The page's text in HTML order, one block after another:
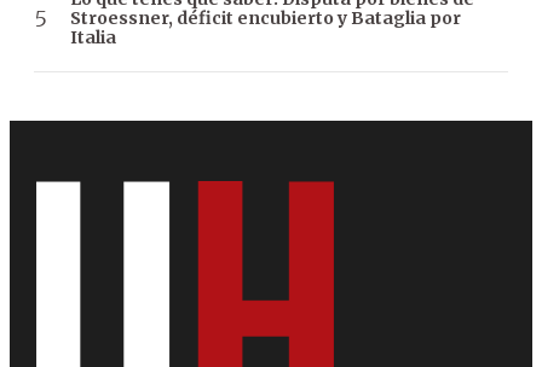
Stroessner, déficit encubierto y Bataglia por
Italia